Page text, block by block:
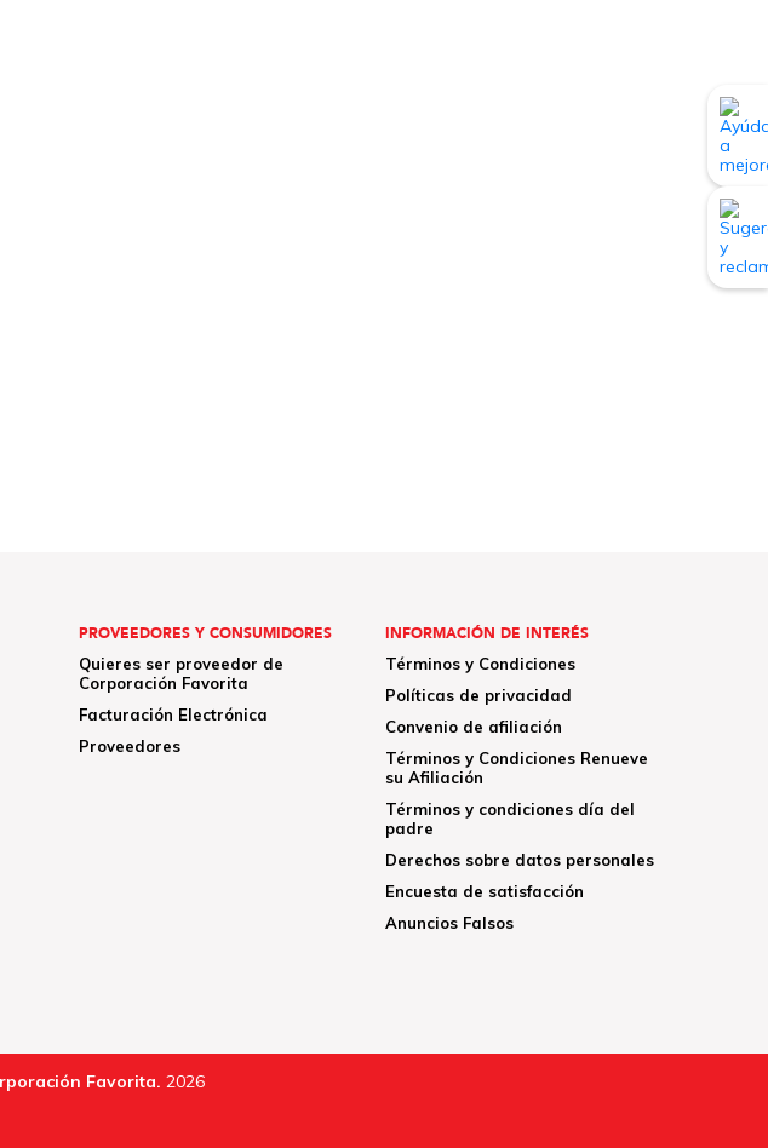
PROVEEDORES Y CONSUMIDORES
Quieres ser proveedor de
Corporación Favorita
Facturación Electrónica
Proveedores
INFORMACIÓN DE INTERÉS
Términos y Condiciones
Políticas de privacidad
Convenio de afiliación
Términos y Condiciones Renueve
su Afiliación
Términos y condiciones día del
padre
Derechos sobre datos personales
Encuesta de satisfacción
Anuncios Falsos
Favorita. 2026